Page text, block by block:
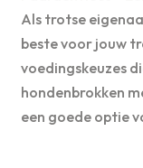
Als trotse
beste voor jouw
voedingskeuzes
hondenbrokken
een goede optie